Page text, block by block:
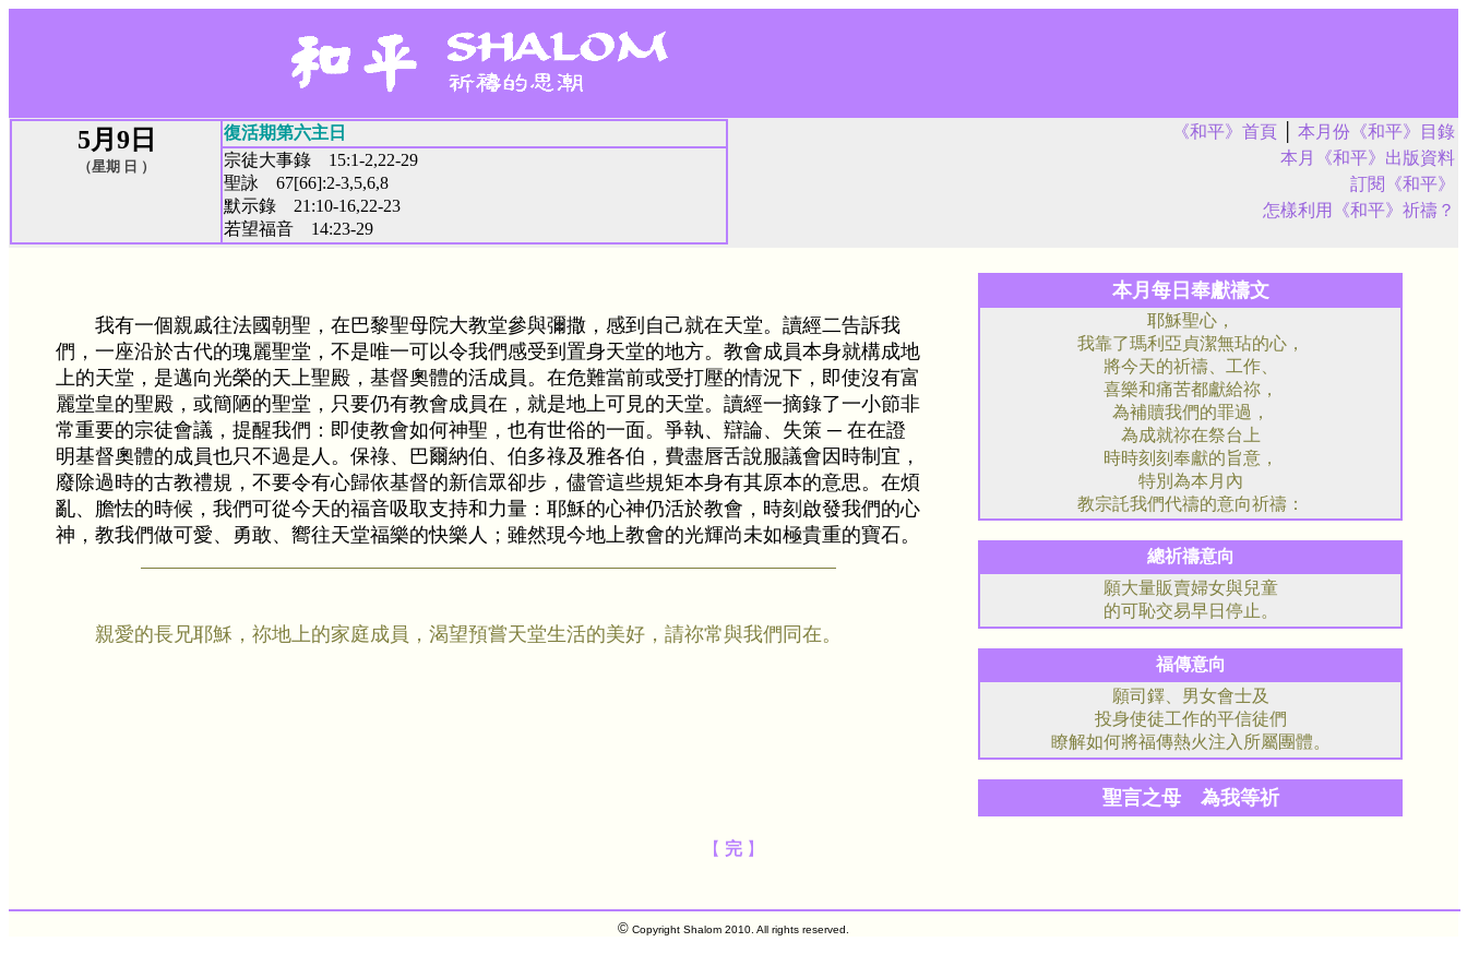
5月9日
（星期 日 ）
復活期第六主日
宗徒大事錄 15:1-2,22-29
聖詠 67[66]:2-3,5,6,8
默示錄 21:10-16,22-23
若望福音 14:23-29
《和平》首頁
本月份《和平》目錄
本月《和平》出版資料
訂閱《和平》
怎樣利用《和平》祈禱？
我有一個親戚往法國朝聖，在巴黎聖母院大教堂參與彌撒，感到自己就在天堂。讀經二告訴我
們，一座沿於古代的瑰麗聖堂，不是唯一可以令我們感受到置身天堂的地方。教會成員本身就構成地
上的天堂，是邁向光榮的天上聖殿，基督奧體的活成員。在危難當前或受打壓的情況下，即使沒有富
麗堂皇的聖殿，或簡陋的聖堂，只要仍有教會成員在，就是地上可見的天堂。讀經一摘錄了一小節非
常重要的宗徒會議，提醒我們：即使教會如何神聖，也有世俗的一面。爭執、辯論、失策 ─ 在在證
明基督奧體的成員也只不過是人。保祿、巴爾納伯、伯多祿及雅各伯，費盡唇舌說服議會因時制宜，
廢除過時的古教禮規，不要令有心歸依基督的新信眾卻步，儘管這些規矩本身有其原本的意思。在煩
亂、膽怯的時候，我們可從今天的福音吸取支持和力量：耶穌的心神仍活於教會，時刻啟發我們的心
神，教我們做可愛、勇敢、嚮往天堂福樂的快樂人；雖然現今地上教會的光輝尚未如極貴重的寶石。
親愛的長兄耶穌，祢地上的家庭成員，渴望預嘗天堂生活的美好，請祢常與我們同在。
本月每日奉獻禱文
耶穌聖心，
我靠了瑪利亞貞潔無玷的心，
將今天的祈禱、工作、
喜樂和痛苦都獻給祢，
為補贖我們的罪過，
為成就祢在祭台上
時時刻刻奉獻的旨意，
特別為本月內
教宗託我們代禱的意向祈禱：
總祈禱意向
願大量販賣婦女與兒童
的可恥交易早日停止。
福傳意向
願司鐸、男女會士及
投身使徒工作的平信徒們
瞭解如何將福傳熱火注入所屬團體。
聖言之母 為我等祈
【 完 】
© Copyright Shalom 2010. All rights reserved.